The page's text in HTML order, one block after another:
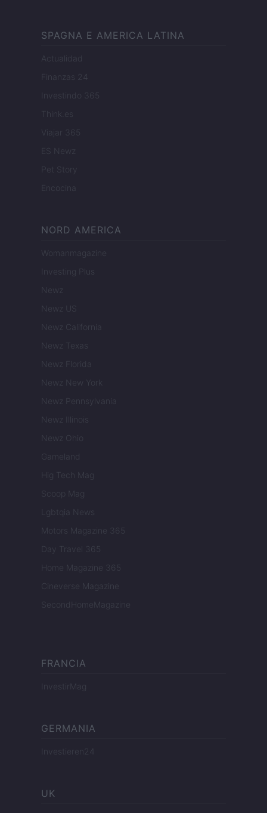
SPAGNA E AMERICA LATINA
Actualidad
Finanzas 24
Investindo 365
Think.es
Viajar 365
ES Newz
Pet Story
Encocina
NORD AMERICA
Womanmagazine
Investing Plus
Newz
Newz US
Newz California
Newz Texas
Newz Florida
Newz New York
Newz Pennsylvania
Newz Illinois
Newz Ohio
Gameland
Hig Tech Mag
Scoop Mag
Lgbtqia News
Motors Magazine 365
Day Travel 365
Home Magazine 365
Cineverse Magazine
SecondHomeMagazine
FRANCIA
InvestirMag
GERMANIA
Investieren24
UK